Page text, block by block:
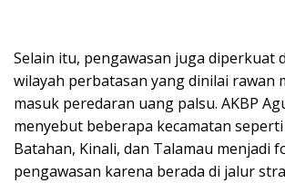
Selain itu, pengawasan juga diperkuat
wilayah perbatasan yang dinilai rawan
masuk peredaran uang palsu. AKBP
menyebut beberapa kecamatan seperti
Batahan, Kinali, dan Talamau menjadi
pengawasan karena berada di jalur